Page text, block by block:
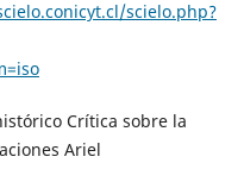
scielo.php?
Crítica sobre la
Ariel